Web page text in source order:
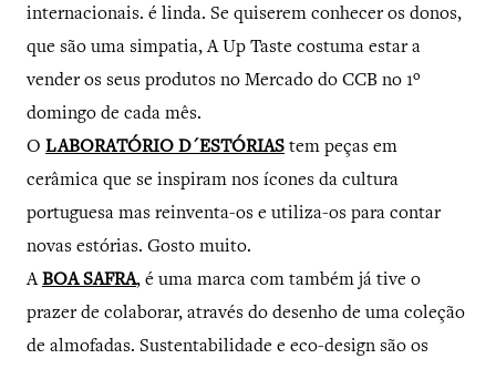
internacionais. é linda. Se quiserem conhecer os donos,
que são uma simpatia, A Up Taste costuma estar a
vender os seus produtos no Mercado do CCB no 1º
domingo de cada mês.
O LABORATÓRIO D´ESTÓRIAS tem peças em
cerâmica que se inspiram nos ícones da cultura
portuguesa mas reinventa-os e utiliza-os para contar
novas estórias. Gosto muito.
ABOA SAFRA, é uma marca com também já tive o
prazer de colaborar, através do desenho de uma coleção
de almofadas. Sustentabilidade e eco-design são os